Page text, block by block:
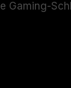
Gaming-